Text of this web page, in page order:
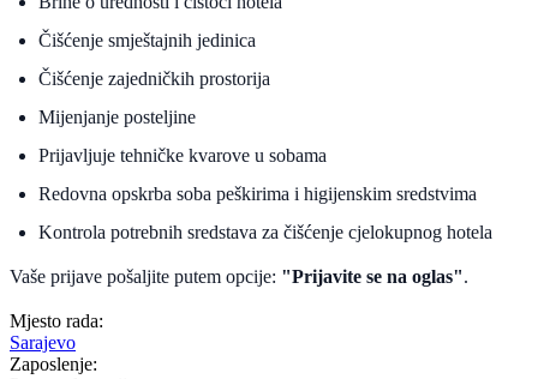
Čišćenje smještajnih jedinica
Čišćenje zajedničkih prostorija
Mijenjanje posteljine
Prijavljuje tehničke kvarove u sobama
Redovna opskrba soba peškirima i higijenskim sredstvima
Kontrola potrebnih sredstava za čišćenje cjelokupnog hotela
Vaše prijave pošaljite putem opcije: "Prijavite se na oglas".
Mjesto rada:
Sarajevo
Zaposlenje: